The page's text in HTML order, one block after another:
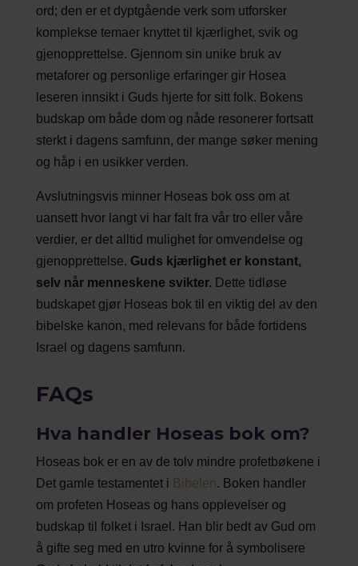
ord; den er et dyptgående verk som utforsker
komplekse temaer knyttet til kjærlighet, svik og
gjenopprettelse. Gjennom sin unike bruk av
metaforer og personlige erfaringer gir Hosea
leseren innsikt i Guds hjerte for sitt folk. Bokens
budskap om både dom og nåde resonerer fortsatt
sterkt i dagens samfunn, der mange søker mening
og håp i en usikker verden.
Avslutningsvis minner Hoseas bok oss om at
uansett hvor langt vi har falt fra vår tro eller våre
verdier, er det alltid mulighet for omvendelse og
gjenopprettelse. Guds kjærlighet er konstant,
selv når menneskene svikter. Dette tidløse
budskapet gjør Hoseas bok til en viktig del av den
bibelske kanon, med relevans for både fortidens
Israel og dagens samfunn.
FAQs
Hva handler Hoseas bok om?
Hoseas bok er en av de tolv mindre profetbøkene i
Det gamle testamentet i Bibelen. Boken handler
om profeten Hoseas og hans opplevelser og
budskap til folket i Israel. Han blir bedt av Gud om
å gifte seg med en utro kvinne for å symbolisere